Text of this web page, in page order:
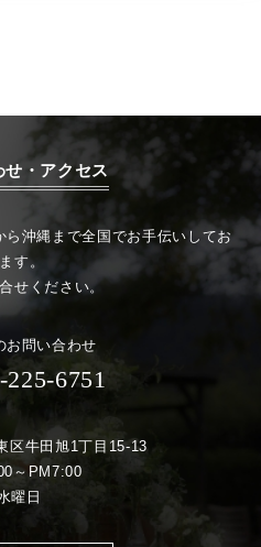
せ・アクセス
沖縄まで全国でお手伝いしてお
す。
せください。
お問い合わせ
225-6751
区牛田旭1丁目15-13
～PM7:00
曜日